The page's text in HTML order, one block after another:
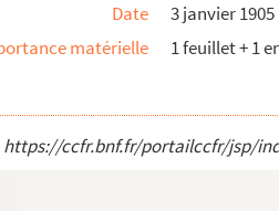
Date
3 janvier 1905
matérielle
1 feuillet + 1
https://ccfr.bnf.fr/portailccfr/jsp/